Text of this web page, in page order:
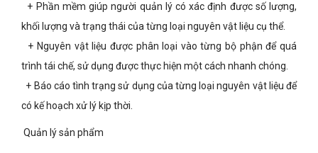
+ Phần mềm giúp người quản lý có xác định được số lượng,
khối lượng và trạng thái của từng loại nguyên vật liệu cụ thể.
+ Nguyên vật liệu được phân loại vào từng bộ phận để quá
trình tái chế, sử dụng được thực hiện một cách nhanh chóng.
+ Báo cáo tình trạng sử dụng của từng loại nguyên vật liệu để
có kế hoạch xử lý kịp thời.
Quản lý sản phẩm